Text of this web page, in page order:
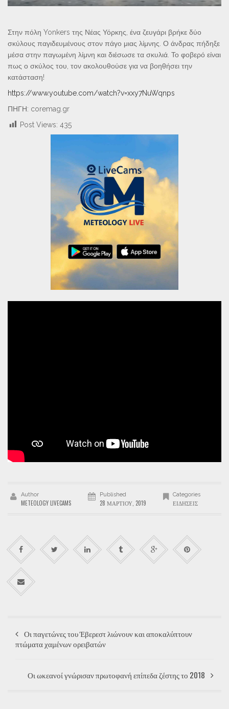
Στην πόλη Yonkers της Νέας Υόρκης, ένα ζευγάρι βρήκε δύο
σκύλους παγιδευμένους στον πάγο μιας λίμνης. Ο άνδρας πήδηξε
μέσα στην παγωμένη λίμνη και διέσωσε τα σκυλιά. Το φοβερό είναι
πως ο σκύλος του, τον ακολουθούσε για να βοηθήσει την
κατάσταση!
https://www.youtube.com/watch?v=xxy7NuWqnps
ΠΗΓΗ: coremag.gr
Post Views: 435
Author
METEOLOGY LIVECAMS
Published
28 ΜΑΡΤΊΟΥ, 2019
Categories
ΕΙΔΉΣΕΙΣ
Οι παγετώνες του Έβερεστ λιώνουν και αποκαλύπτουν
πτώματα χαμένων ορειβατών
Οι ωκεανοί γνώρισαν πρωτοφανή επίπεδα ζέστης το 2018